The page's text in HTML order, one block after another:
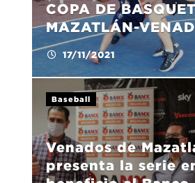
COPA DE
MAZATLÁN-
17/11/2021
Baseball
Venados de
presenta la serie